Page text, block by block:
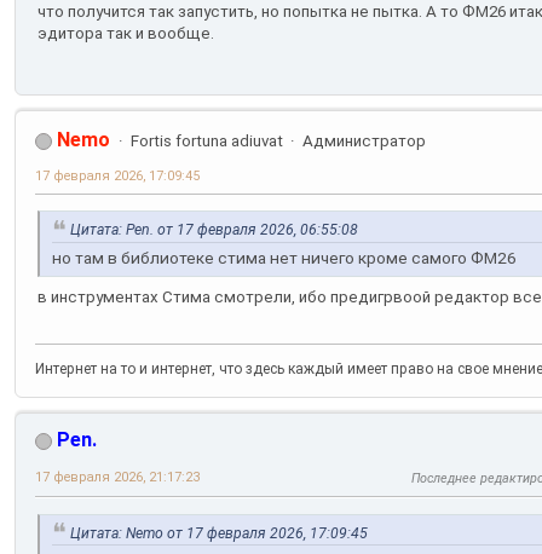
что получится так запустить, но попытка не пытка. А то ФМ26
эдитора так и вообще.
Nemo Fortis fortuna adiuvat Администратор
17 февраля 2026, 17:09:45
Цитата: Pen. от 17 февраля 2026, 06:55:08
но там в библиотеке стима нет ничего кроме самого ФМ26
в инструментах Стима смотрели, ибо предигрвоой редактор
Интернет на то и интернет, что здесь каждый имеет право на свое
Pen.
17 февраля 2026, 21:17:23 Последнее
Цитата: Nemo от 17 февраля 2026, 17:09:45